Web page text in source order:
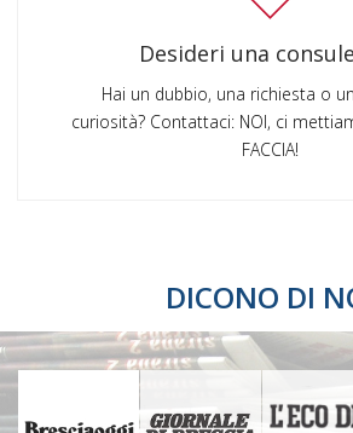
Desideri una
Hai un dubbio, una richiesta o
curiosità? Contattaci: NOI, ci
FACCIA!
DICONO DI